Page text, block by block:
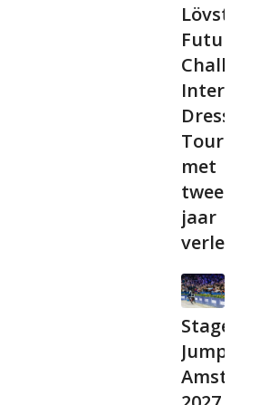
Lövsta
Future
Challenge
Dressage
Tour
met
twee
jaar
verlengd
Jumping